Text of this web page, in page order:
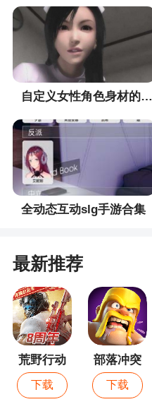
自定义女性角色身材的手游合集
全动态互动slg手游合集
最新推荐
荒野行动
下载
部落冲突
下载